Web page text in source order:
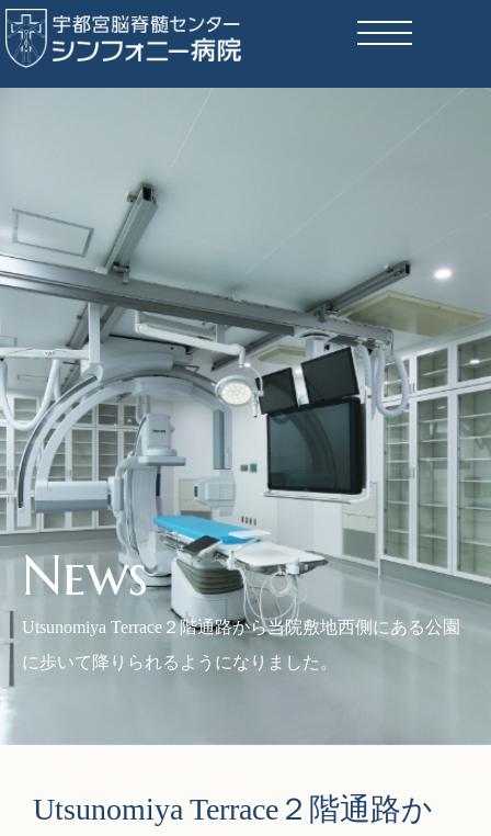
News
Utsunomiya Terrace２階通路から当院敷地西側にある公園
に歩いて降りられるようになりました。
Utsunomiya Terrace２階通路か